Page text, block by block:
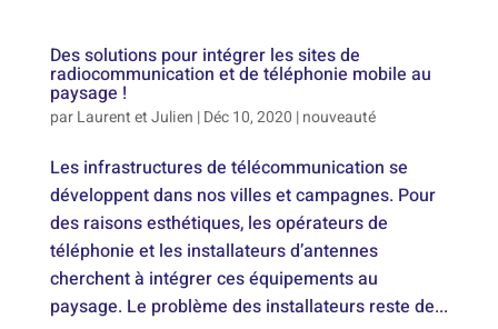
Des solutions pour intégrer les sites de
radiocommunication et de téléphonie mobile au
paysage !
parLaurent et Julien |Déc 10, 2020 |nouveauté
Les infrastructures de télécommunication se
développent dans nos villes et campagnes. Pour
des raisons esthétiques, les opérateurs de
téléphonie et les installateurs d’antennes
cherchent à intégrer ces équipements au
paysage. Le problème des installateurs reste de...